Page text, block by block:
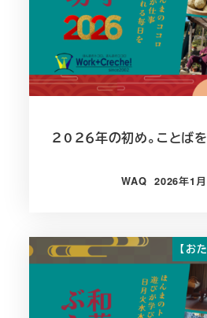
２０２６年の初め。ことば
WAQ 投稿日
2026年1
【お